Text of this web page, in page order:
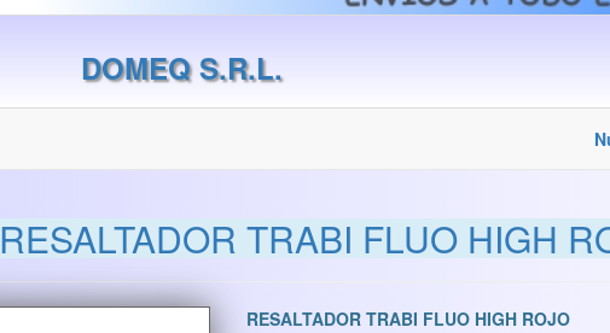
DOMEQ S.R.L.
RESALTADOR TRABI FLUO HIGH
RESALTADOR TRABI FLUO HIGH ROJO